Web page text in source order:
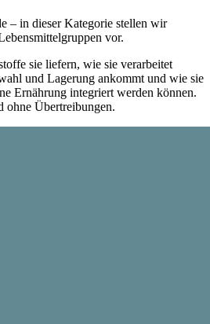
– in dieser Kategorie stellen wir
vor.
sie liefern, wie sie verarbeitet
und Lagerung ankommt und wie sie
Ernährung integriert werden können.
ohne Übertreibungen.